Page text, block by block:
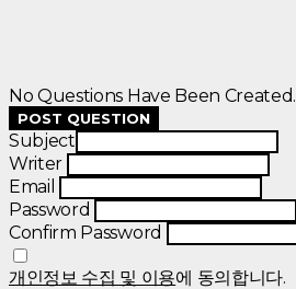
No Questions Have Been Created.
POST QUESTION
Subject
Writer
Email
Password
Confirm Password
개인정보 수집 및 이용에 동의합니다.